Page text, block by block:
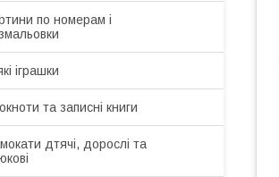
по номерам і
іграшки
та записні книги
дтячі, дорослі та